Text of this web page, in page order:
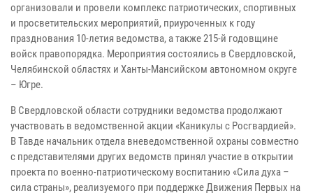
организовали и провели комплекс патриотических, спортивных
и просветительских мероприятий, приуроченных к году
празднования 10-летия ведомства, а также 215-й годовщине
войск правопорядка. Мероприятия состоялись в Свердловской,
Челябинской областях и Ханты-Мансийском автономном округе
– Югре.
В Свердловской области сотрудники ведомства продолжают
участвовать в ведомственной акции «Каникулы с Росгвардией».
В Тавде начальник отдела вневедомственной охраны совместно
с представителями других ведомств принял участие в открытии
проекта по военно-патриотическому воспитанию «Сила духа –
сила страны», реализуемого при поддержке Движения Первых на